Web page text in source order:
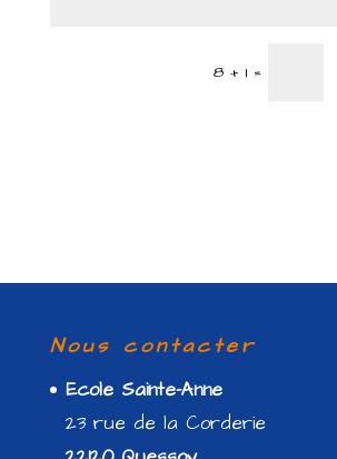
8 + 1 =
Nous contacter
Ecole Sainte-Anne
23 rue de la Corderie